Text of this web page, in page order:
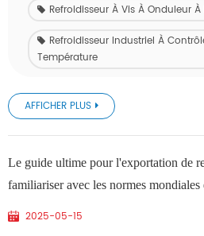
Refroidisseur À Vis À Onduleur
Refroidisseur Industriel À
Température
AFFICHER PLUS
Le guide ultime pour l'exportation de
familiariser avec les normes
2025-05-15